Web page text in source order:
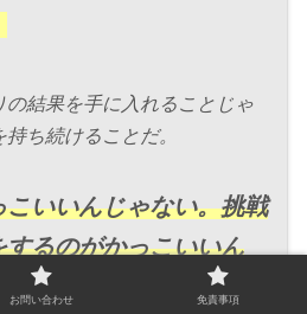
の結果を手に入れることじゃ
ち続けることだ。
いいんじゃない。挑戦
るのがかっこいいん
お問い合わせ 免責事項